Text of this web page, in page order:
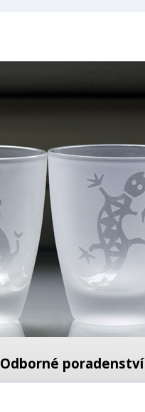
Odborné poradenství